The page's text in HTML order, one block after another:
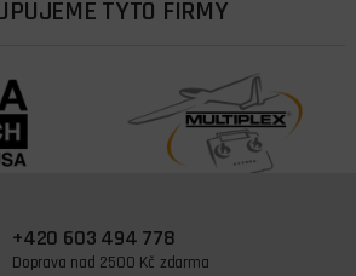
TYTO FIRMY
+420 603 494 778
Doprava nad 2500 Kč zdarma